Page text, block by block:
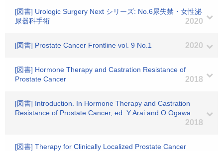
[図書] Urologic Surgery Next シリーズ: No.6尿失禁・女性泌
尿器科手術
2020
[図書] Prostate Cancer Frontline vol. 9 No.1 2020
[図書] Hormone Therapy and Castration Resistance of
Prostate Cancer
2018
[図書] Introduction. In Hormone Therapy and Castration
Resistance of Prostate Cancer, ed. Y Arai and O Ogawa
2018
[図書] Therapy for Clinically Localized Prostate Cancer